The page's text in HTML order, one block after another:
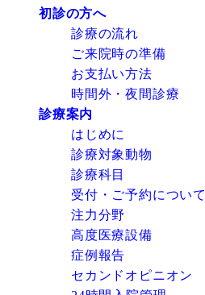
初診の方へ
診療の流れ
ご来院時の準備
お支払い方法
時間外・夜間診療
診療案内
はじめに
診療対象動物
診療科目
受付・ご予約について
注力分野
高度医療設備
症例報告
セカンドオピニオン